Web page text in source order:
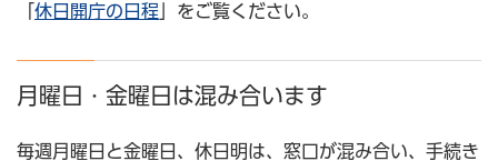
休日開庁の日程 」をご覧ください。
月曜日・金曜日は混み合います
毎週月曜日と金曜日、休日明は、窓口が混み合い、手続き